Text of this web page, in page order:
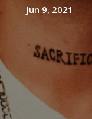
Jun 9, 2021